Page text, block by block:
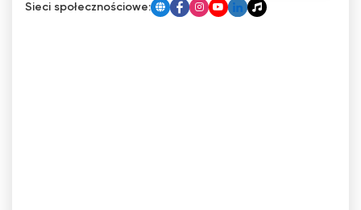
Sieci społecznościowe: